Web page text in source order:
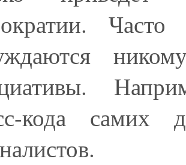
Часто
кода самих